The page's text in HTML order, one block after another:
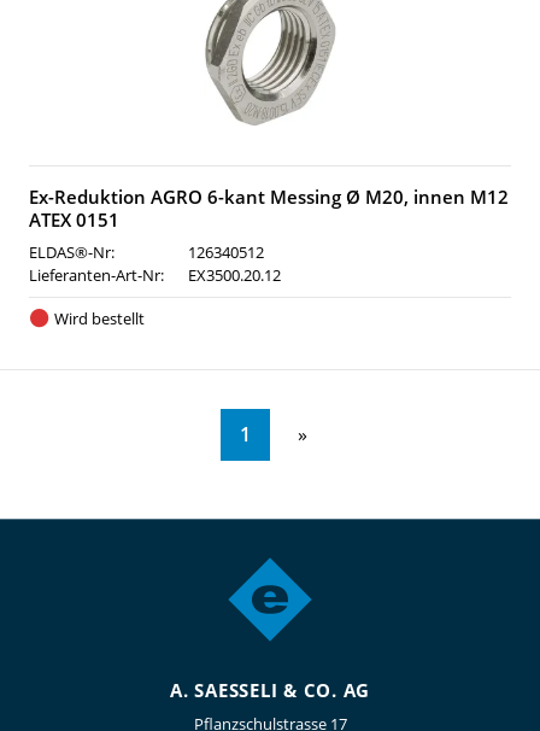
Ex-Reduktion AGRO 6-kant Messing Ø M20, innen M12
ATEX 0151
ELDAS®-Nr:
126340512
Lieferanten-Art-Nr:
EX3500.20.12
Wird bestellt
1
A. SAESSELI & CO. AG
Pflanzschulstrasse 17